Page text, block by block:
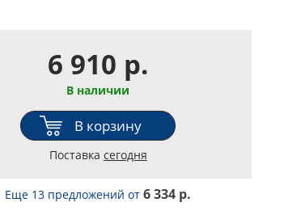
6 910 р.
В наличии
В корзину
Поставка сегодня
Еще 13 предложенийот6 334 р.